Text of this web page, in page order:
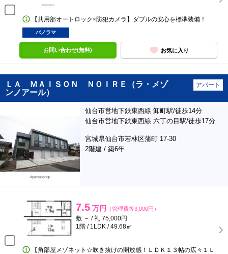
【共用部オートロック×防犯カメラ】ダブルの安心を標準装備！
パノラマ
お問い合わせ(無料) お気に入り
ＬＡ ＭＡＩＳＯＮ ＮＯＩＲＥ（ラ・メゾ
ンノアール）
アパート
仙台市営地下鉄東西線 卸町駅/徒歩14分
仙台市営地下鉄東西線 六丁の目駅/徒歩17分
宮城県仙台市若林区蒲町 17-30
2階建 / 築6年
7.5 万円 （管理費等3,000円）
敷 － / 礼 75,000円
1階 / 1LDK / 49.68㎡
【角部屋メゾネット☆吹き抜けの開放感！ＬＤＫ１３帖の広々１Ｌ